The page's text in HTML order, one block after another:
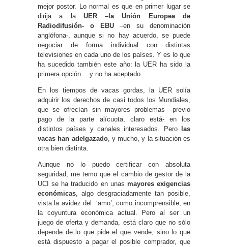
mejor postor. Lo normal es que en primer lugar se
dirija a la UER –la Unión Europea de
Radiodifusión- o EBU–en su denominación
anglófona-, aunque si no hay acuerdo, se puede
negociar de forma individual con distintas
televisiones en cada uno de los países. Y es lo que
ha sucedido también este año: la UER ha sido la
primera opción… y no ha aceptado.
En los tiempos de vacas gordas, la UER solía
adquirir los derechos de casi todos los Mundiales,
que se ofrecían sin mayores problemas –previo
pago de la parte alícuota, claro está- en los
distintos países y canales interesados. Perolas
vacas han adelgazado, y mucho, y la situación es
otra bien distinta.
Aunque no lo puedo certificar con absoluta
seguridad, me temo que el cambio de gestor de la
UCI se ha traducido en unas mayores exigencias
económicas, algo desgraciadamente tan posible,
vista la avidez del ‘amo’, como incomprensible, en
la coyuntura económica actual. Pero al ser un
juego de oferta y demanda, está claro que no sólo
depende de lo que pide el que vende, sino lo que
está dispuesto a pagar el posible comprador, que